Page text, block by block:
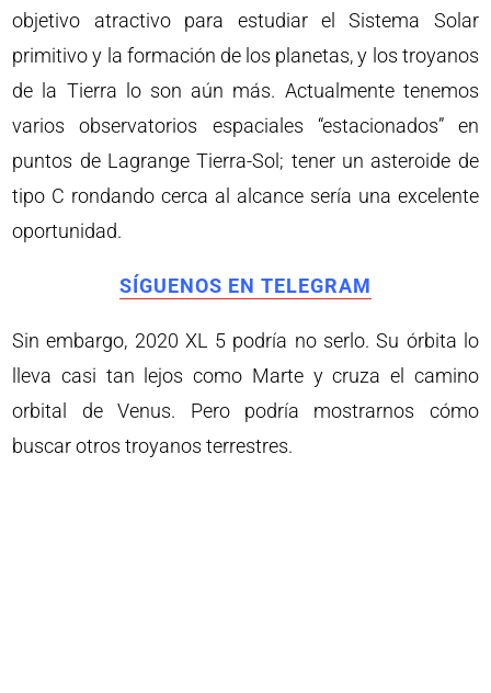
objetivo atractivo para estudiar el Sistema Solar
primitivo y la formación de los planetas, y los troyanos
de la Tierra lo son aún más. Actualmente tenemos
varios observatorios espaciales “estacionados” en
puntos de Lagrange Tierra-Sol; tener un asteroide de
tipo C rondando cerca al alcance sería una excelente
oportunidad.
SÍGUENOS EN TELEGRAM
Sin embargo, 2020 XL 5 podría no serlo. Su órbita lo
lleva casi tan lejos como Marte y cruza el camino
orbital de Venus. Pero podría mostrarnos cómo
buscar otros troyanos terrestres.